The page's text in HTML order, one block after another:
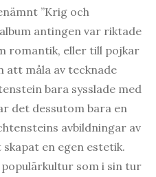
”Krig och
antingen var riktade
romantik, eller till pojkar
att måla av tecknade
bara sysslade med
det dessutom bara en
avbildningar av
en egen estetik.
som i sin tur